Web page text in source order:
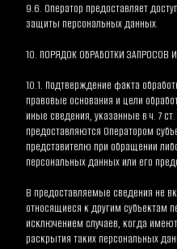
9.6. Оператор предоставляет
защиты персональных данных.
10. ПОРЯДОК ОБРАБОТКИ ЗАПРОСОВ
10.1. Подтверждение факта
правовые основания и цели
иные сведения, указанные в ч. 7
предоставляются Оператором
представителю при обращении
персональных данных или его
В предоставляемые сведения не
относящиеся к другим субъектам
исключением случаев, когда
раскрытия таких персональных